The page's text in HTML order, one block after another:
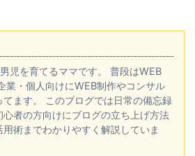
児を育てるママです。 普段はWEB
業・個人向けにWEB制作やコンサル
てます。 このブログでは日常の備忘録
心者の方向けにブログの立ち上げ方法
用術までわかりやすく解説していま